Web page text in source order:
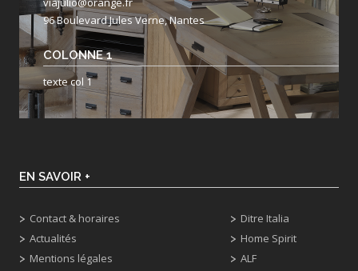
96 Boulevard Jules Verne, Nantes
COLONNE 1
texte col 1
EN SAVOIR +
Contact & horaires
Actualités
Mentions légales
Ditre Italia
Home Spirit
ALF